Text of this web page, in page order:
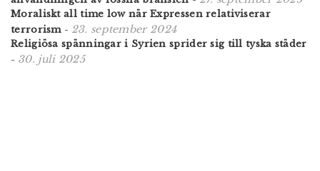
Moraliskt all time low när Expressen relativiserar
terrorism- 23. september 2024
Religiösa spänningar i Syrien sprider sig till tyska städer
- 30. juli 2025